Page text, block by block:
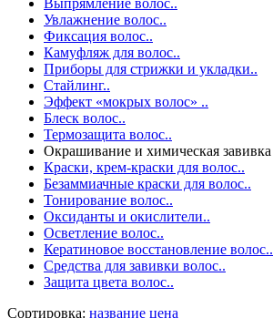
Увлажнение волос..
Фиксация волос..
Камуфляж для волос..
Приборы для стрижки и укладки..
Стайлинг..
Эффект «мокрых волос» ..
Блеск волос..
Термозащита волос..
Окрашивание и химическая завивка
Краски, крем-краски для волос..
Безаммиачные краски для волос..
Тонирование волос..
Оксиданты и окислители..
Осветление волос..
Кератиновое восстановление волос..
Средства для завивки волос..
Защита цвета волос..
Сортировка: название цена